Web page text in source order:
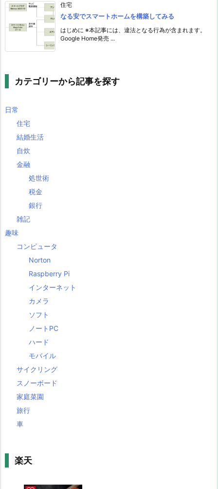
住宅
なる安でスマートホームを構築してみる
はじめに ※本記事には、違法となる行為が含まれます。
Google Home発売 ...
カテゴリーから記事を探す
日常
住宅
結婚生活
自炊
金融
処世術
税金
銀行
雑記
趣味
コンピュータ
Norton
Raspberry Pi
インターネット
カメラ
ソフト
ノートPC
ハード
モバイル
サイクリング
スノーボード
家庭菜園
旅行
車
楽天